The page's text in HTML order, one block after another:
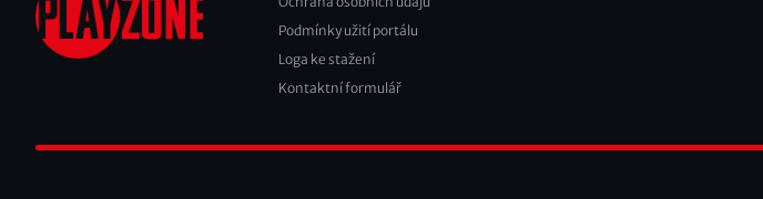
2
Podmínky užití portálu
Loga ke stažení
Kontaktní formulář